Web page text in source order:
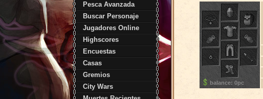
Pesca Avanzada
Buscar Personaje
Jugadores Online
Highscores
Encuestas
Casas
Gremios
City Wars
balance: 0pc